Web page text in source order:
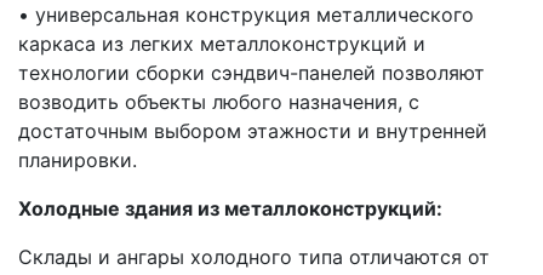
• универсальная конструкция металлического
каркаса из легких металлоконструкций и
технологии сборки сэндвич-панелей позволяют
возводить объекты любого назначения, с
достаточным выбором этажности и внутренней
планировки.
Холодные здания из металлоконструкций:
Склады и ангары холодного типа отличаются от